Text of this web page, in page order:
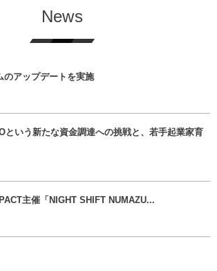
News
のアップデートを実施
という新たな資金調達への挑戦と、若手起業家育
主催「NIGHT SHIFT NUMAZU...